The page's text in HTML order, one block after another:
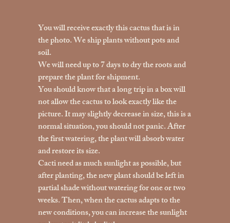
You will receive exactly this cactus that is in
the photo. We ship plants without pots and
soil.
We will need up to 7 days to dry the roots and
prepare the plant for shipment.
You should know that a long trip in a box will
not allow the cactus to look exactly like the
picture. It may slightly decrease in size, this is a
normal situation, you should not panic. After
the first watering, the plant will absorb water
and restore its size.
Cacti need as much sunlight as possible, but
after planting, the new plant should be left in
partial shade without watering for one or two
weeks. Then, when the cactus adapts to the
new conditions, you can increase the sunlight